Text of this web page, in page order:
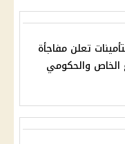
تعلن مفاجأة
والحكومي